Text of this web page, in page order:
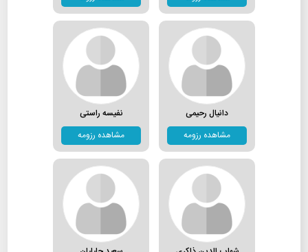
دانیال رحیمی
مشاهده رزومه
نفیسه راستی
مشاهده رزومه